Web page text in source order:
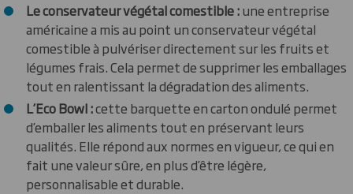
Le conservateur végétal comestible :une entreprise
américaine a mis au point un conservateur végétal
comestible à pulvériser directement sur les fruits et
légumes frais. Cela permet de supprimer les emballages
tout en ralentissant la dégradation des aliments.
L’Eco Bowl :cette barquette en carton ondulé permet
d’emballer les aliments tout en préservant leurs
qualités. Elle répond aux normes en vigueur, ce qui en
fait une valeur sûre, en plus d’être légère,
personnalisable et durable.